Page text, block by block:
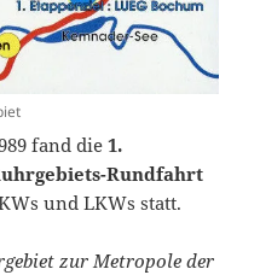
fand die1.
Rundfahrt
und LKWs statt.
zur Metropole der